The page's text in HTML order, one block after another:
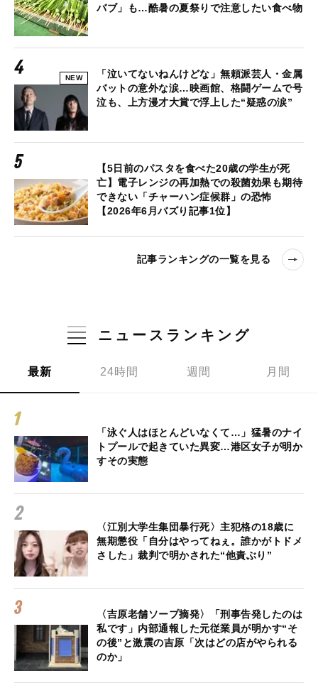
バブ」も…酷暑の夏祭りで注意したい食べ物
NEW
「泣いてないねんけどな」無頼派芸人・金属
バットの意外な涙…映画館、格闘ゲームで号
泣も、上方漫才大賞で浮上した“疑惑の涙”
【5日前のパスタを食べた20歳の学生が死
亡】電子レンジの再加熱での殺菌効果も期待
できない「チャーハン症候群」の恐怖
【2026年6月バズり記事1位】
記事ランキングの一覧を見る
ニュースランキング
最新 24時間 週間 月間
「泳ぐ人はほとんどいなくて…」猛暑のナイ
トプールで起きていた異変…港区女子が明か
すその実態
〈江別大学生集団暴行死〉主犯格の18歳に
無期懲役「自分はやってねぇ。誰かがトドメ
さした」裁判で明かされた“他責ぶり”
〈吉原老舗ソープ摘発〉「刑事告発したのは
私です」内部通報した元従業員が明かす“そ
の後”と激震の吉原「次はどの店がやられる
のか」